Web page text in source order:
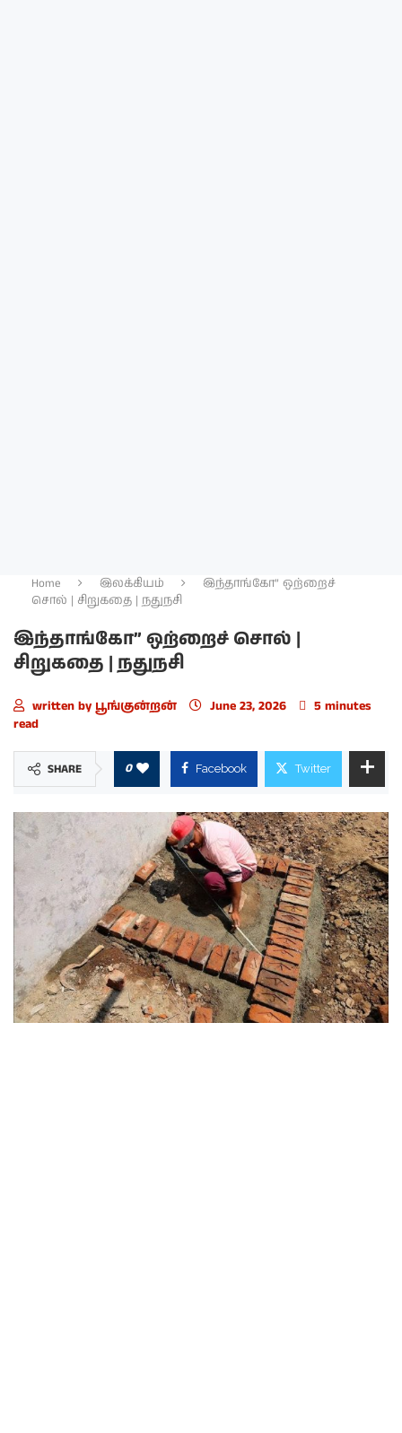
Home இலக்கியம்
இந்தாங்கோ” ஒற்றைச்
சொல் | சிறுகதை | நதுநசி
இந்தாங்கோ” ஒற்றைச் சொல் |
சிறுகதை | நதுநசி
written by பூங்குன்றன் June 23, 2026
5 minutes
read
SHARE 0 Facebook Twitter